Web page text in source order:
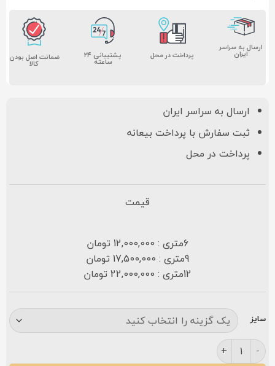
ارسال به سراسر
ایران پرداخت در محل پشتیبانی ۲۴
ساعته ضمانت اصل بودن
کالا
ارسال به سراسر ایران
ثبت سفارش با پرداخت بیعانه
پرداخت در محل
قیمت
6متری : 12,000,000 تومان
9متری : 17,500,000 تومان
12متری : 22,000,000 تومان
سایز
فرش کاشان طرح هیوا ۷۰۰ شانه کرمی عدد